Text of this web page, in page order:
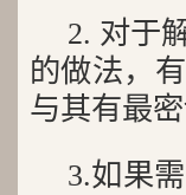
2. 对于
的做法，
与其有最
3.如果